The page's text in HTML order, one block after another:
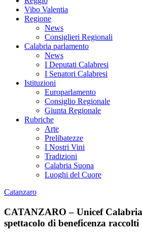
Vibo Valentia
Regione
News
Consiglieri Regionali
Calabria parlamento
News
I Deputati Calabresi
I Senatori Calabresi
Istituzioni
Europarlamento
Consiglio Regionale
Giunta Regionale
Rubriche
Arte
Prelibatezze
I Nostri Vini
Tradizioni
Calabria Suona
Luoghi del Cuore
Catanzaro
CATANZARO – Unicef
spettacolo di beneficenza